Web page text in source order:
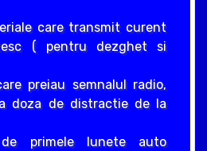
care transmit curent
( pentru dezghet si
preiau semnalul radio,
doza de distractie de la
de primele lunete auto